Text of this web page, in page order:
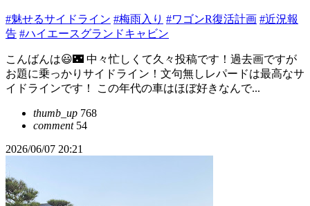
#魅せるサイドライン #梅雨入り #ワゴンR復活計画 #近況報
告 #ハイエースグランドキャビン
こんばんは😃🌃 中々忙しくて久々投稿です！過去画ですが
お題に乗っかりサイドライン！文句無しレパードは最高なサ
イドラインです！ この年代の車はほぼ好きなんで...
thumb_up 768
comment54
2026/06/07 20:21